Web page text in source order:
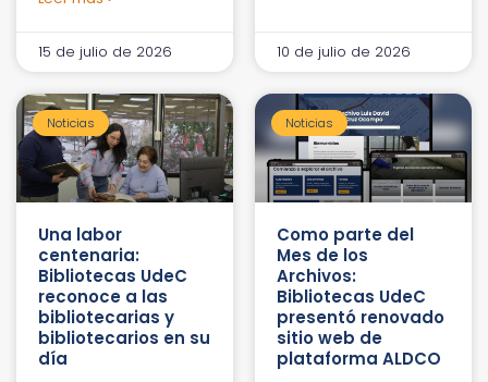
15 de julio de 2026 10 de julio de 2026
Noticias
Una labor
centenaria:
Bibliotecas UdeC
reconoce a las
bibliotecarias y
bibliotecarios en su
día
Noticias
Como parte del
Mes de los
Archivos:
Bibliotecas UdeC
presentó renovado
sitio web de
plataforma ALDCO